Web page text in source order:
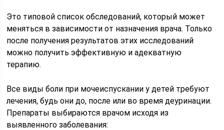
Это типовой список обследований, который может
меняться в зависимости от назначения врача. Только
после получения результатов этих исследований
можно получить эффективную и адекватную
терапию.
Все виды боли при мочеиспускании у детей требуют
лечения, будь они до, после или во время деуринации.
Препараты выбираются врачом исходя из
выявленного заболевания: